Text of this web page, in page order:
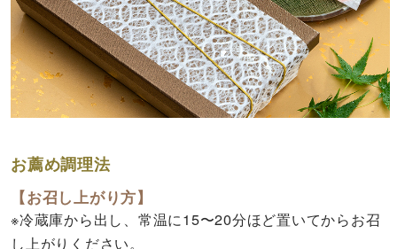
お薦め調理法
【お召し上がり方】
※冷蔵庫から出し、常温に15〜20分ほど置いてからお召
し上がりください。